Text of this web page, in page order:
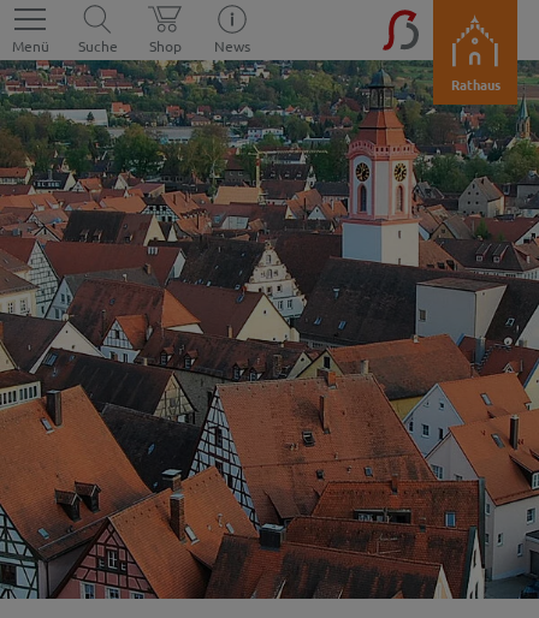
Menü Suche Shop
News
Rathaus